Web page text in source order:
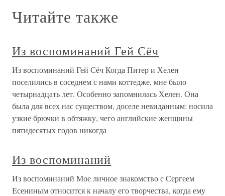
Читайте также
Из воспоминаний Гей Сёч
Из воспоминаний Гей Сёч Когда Питер и Хелен
поселились в соседнем с нами коттедже, мне было
четырнадцать лет. Особенно запомнилась Хелен. Она
была для всех нас существом, доселе невиданным: носила
узкие брючки в обтяжку, чего английские женщины
пятидесятых годов никогда
Из воспоминаний
Из воспоминаний Мое личное знакомство с Сергеем
Есениным относится к началу его творчества, когда ему